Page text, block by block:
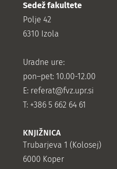
Sedež fakultete
Polje 42
6310 Izola
Uradne ure:
pon–pet: 10.00-12.00
E: referat@fvz.upr.si
T: +386 5 662 64 61
KNJIŽNICA
Trubarjeva 1 (Kolosej)
6000 Koper